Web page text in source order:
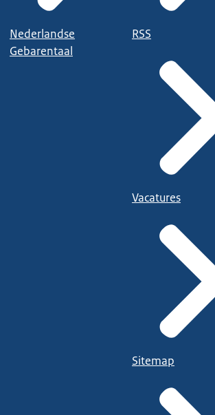
Nederlandse
Gebarentaal
RSS
Vacatures
Sitemap